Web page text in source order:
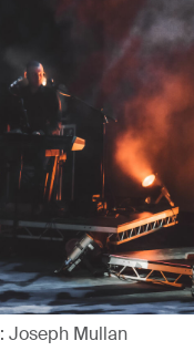
Joseph Mullan